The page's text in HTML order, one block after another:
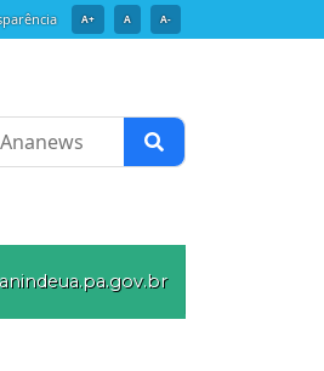
A+ A A-